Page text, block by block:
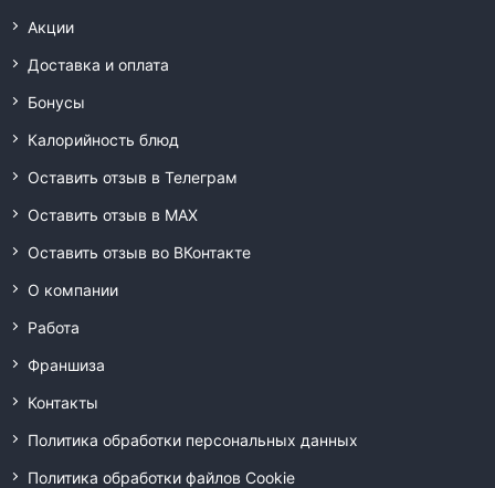
Акции
Доставка и оплата
Бонусы
Калорийность блюд
Оставить отзыв в Телеграм
Оставить отзыв в MAX
Оставить отзыв во ВКонтакте
О компании
Работа
Франшиза
Контакты
Политика обработки персональных данных
Политика обработки файлов Cookie